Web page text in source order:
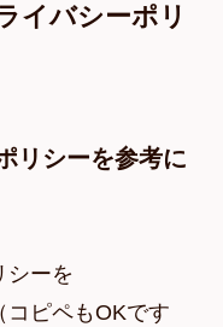
イバシーポリ
リシーを参考に
シーを
ピペもOKです